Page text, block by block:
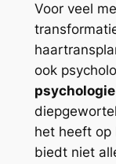
Voor veel
ook
het heeft op
biedt niet